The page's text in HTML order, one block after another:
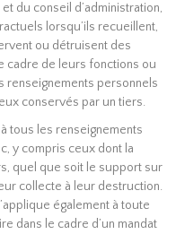
du conseil d’administration,
lorsqu’ils recueillent,
ou détruisent des
cadre de leurs fonctions ou
renseignements personnels
conservés par un tiers.
tous les renseignements
y compris ceux dont la
quel que soit le support sur
collecte à leur destruction.
également à toute
dans le cadre d’un mandat